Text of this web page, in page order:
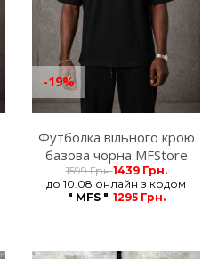
Футболка вільного крою
базова чорна MFStore
1599 Грн.1439 Грн.
до 10.08 онлайн з кодом
" MFS " 1295 Грн.
-19%